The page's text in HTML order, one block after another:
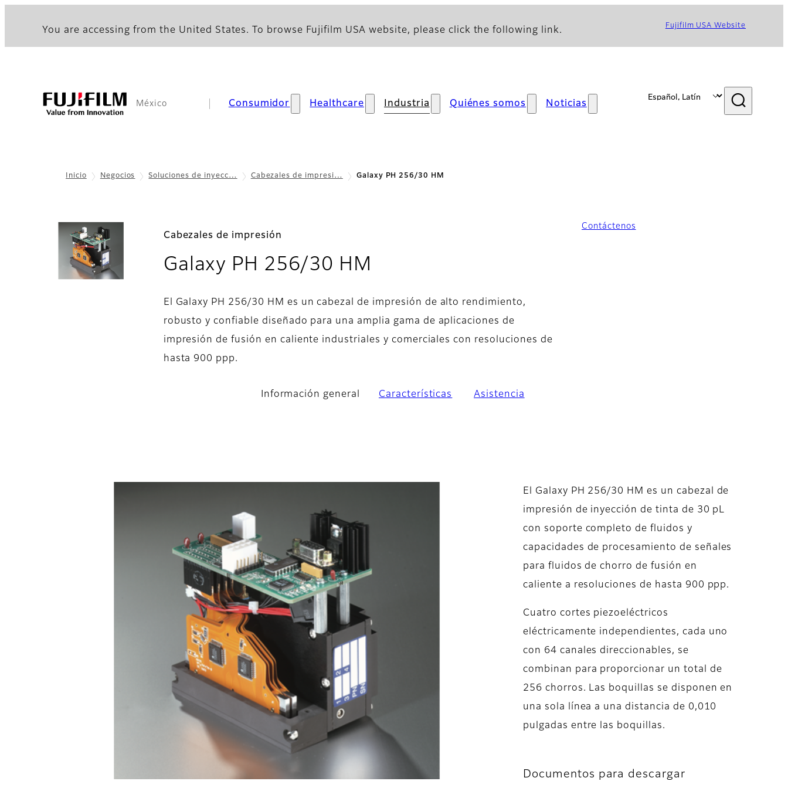
You are accessing from the United States. To browse Fujifilm USA website, please click the following link. Fujifilm USA Website
México Consumidor Healthcare Industria Quiénes somos Noticias
Inicio Negocios Soluciones de inyecc… Cabezales de impresi… Galaxy PH 256/30 HM
Cabezales de impresión
Galaxy PH 256/30 HM
El Galaxy PH 256/30 HM es un cabezal de impresión de alto rendimiento,
robusto y confiable diseñado para una amplia gama de aplicaciones de
impresión de fusión en caliente industriales y comerciales con resoluciones de
hasta 900 ppp.
Contáctenos
Información general Características Asistencia
El Galaxy PH 256/30 HM es un cabezal de
impresión de inyección de tinta de 30 pL
con soporte completo de fluidos y
capacidades de procesamiento de señales
para fluidos de chorro de fusión en
caliente a resoluciones de hasta 900 ppp.
Cuatro cortes piezoeléctricos
eléctricamente independientes, cada uno
con 64 canales direccionables, se
combinan para proporcionar un total de
256 chorros. Las boquillas se disponen en
una sola línea a una distancia de 0,010
pulgadas entre las boquillas.
Documentos para descargar